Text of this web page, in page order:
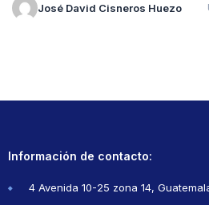
José David Cisneros Huezo
Información de contacto:
4 Avenida 10-25 zona 14,